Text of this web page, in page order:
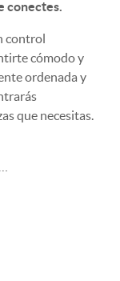
conectes.
control
cómodo y
ordenada y
que necesitas.